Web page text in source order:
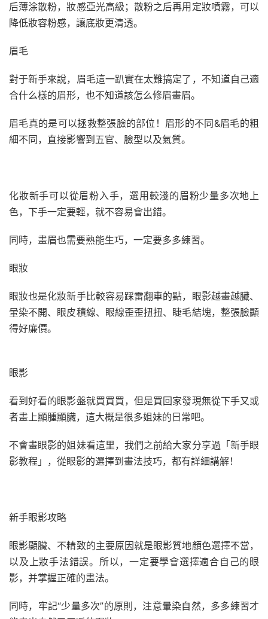
后薄涂散粉，妝感亞光高級；散粉之后再用定妝噴霧，可以
降低妝容粉感，讓底妝更清透。
眉毛
對于新手來說，眉毛這一趴實在太難搞定了，不知道自己適
合什么樣的眉形，也不知道該怎么修眉畫眉。
眉毛真的是可以拯救整張臉的部位！眉形的不同&眉毛的粗
細不同，直接影響到五官、臉型以及氣質。
化妝新手可以從眉粉入手，選用較淺的眉粉少量多次地上
色，下手一定要輕，就不容易會出錯。
同時，畫眉也需要熟能生巧，一定要多多練習。
眼妝
眼妝也是化妝新手比較容易踩雷翻車的點，眼影越畫越臟、
暈染不開、眼皮積線、眼線歪歪扭扭、睫毛結塊，整張臉顯
得好廉價。
眼影
看到好看的眼影盤就買買買，但是買回家發現無從下手又或
者畫上顯腫顯臟，這大概是很多姐妹的日常吧。
不會畫眼影的姐妹看這里，我們之前給大家分享過「新手眼
影教程」，從眼影的選擇到畫法技巧，都有詳細講解！
新手眼影攻略
眼影顯臟、不精致的主要原因就是眼影質地顏色選擇不當，
以及上妝手法錯誤。所以，一定要學會選擇適合自己的眼
影，并掌握正確的畫法。
同時，牢記“少量多次”的原則，注意暈染自然，多多練習才